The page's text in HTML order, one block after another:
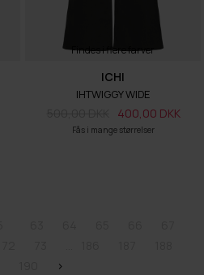
Findes i flere farver
Fås i mange størrelser
ICHI
IHTWIGGY WIDE
400,00 DKK
>